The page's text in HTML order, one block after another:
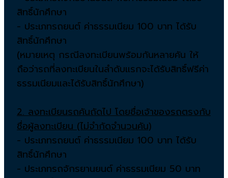
สิทธิ์นักศึกษา
- ประเภทรถยนต์ ค่าธรรมเนียม 100 บาท ได้รับ
สิทธิ์นักศึกษา
(หมายเหตุ กรณีลงทะเบียนพร้อมกันหลายคัน ให้
ถือว่ารถที่ลงทะเบียนในลำดับแรกจะได้รับสิทธิ์ฟรีค่า
ธรรมเนียมและได้รับสิทธิ์นักศึกษา)
2. ลงทะเบียนรถคันถัดไป โดยชื่อเจ้าของรถตรงกับ
ชื่อผู้ลงทะเบียน (ไม่จำกัดจำนวนคัน)
- ประเภทรถยนต์ ค่าธรรมเนียม 100 บาท ได้รับ
สิทธิ์นักศึกษา
- ประเภทรถจักรยานยนต์ ค่าธรรมเนียม 50 บาท